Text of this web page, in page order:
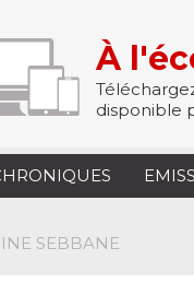
À
disponible
SEBBANE